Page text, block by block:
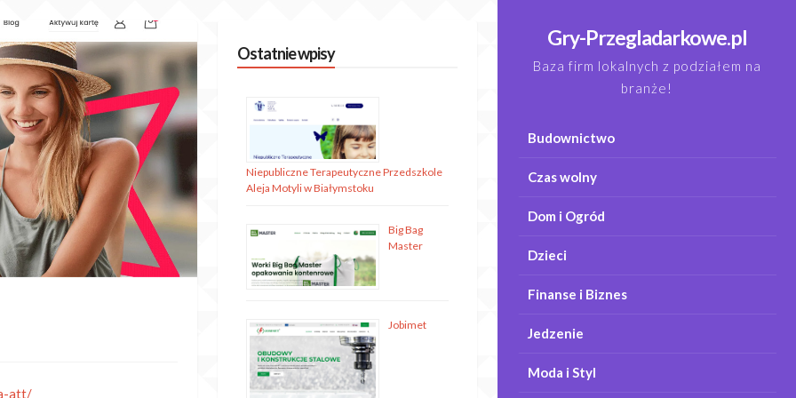
Gry-Przegladarkowe.pl
Baza firm lokalnych z podziałem na
branże!
Budownictwo
Czas wolny
Dom i Ogród
Dzieci
Finanse i Biznes
Jedzenie
Moda i Styl
att/
Ostatnie wpisy
Niepubliczne Terapeutyczne Przedszkole
Aleja Motyli w Białymstoku
Big Bag
Master
Jobimet